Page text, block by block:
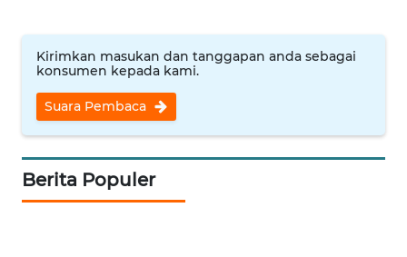
Kirimkan masukan dan tanggapan anda sebagai
konsumen kepada kami.
Suara Pembaca
Berita Populer
MAJALENGKA
SUBANG
SUKABUMI